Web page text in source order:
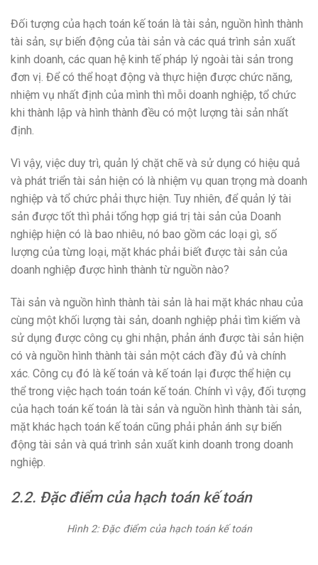
Đối tượng của hạch toán kế toán là tài sản, nguồn hình thành
tài sản, sự biến động của tài sản và các quá trình sản xuất
kinh doanh, các quan hệ kinh tế pháp lý ngoài tài sản trong
đơn vị. Để có thể hoạt động và thực hiện được chức năng,
nhiệm vụ nhất định của mình thì mỗi doanh nghiệp, tổ chức
khi thành lập và hình thành đều có một lượng tài sản nhất
định.
Vì vậy, việc duy trì, quản lý chặt chẽ và sử dụng có hiệu quả
và phát triển tài sản hiện có là nhiệm vụ quan trọng mà doanh
nghiệp và tổ chức phải thực hiện. Tuy nhiên, để quản lý tài
sản được tốt thì phải tổng hợp giá trị tài sản của Doanh
nghiệp hiện có là bao nhiêu, nó bao gồm các loại gì, số
lượng của từng loại, mặt khác phải biết được tài sản của
doanh nghiệp được hình thành từ nguồn nào?
Tài sản và nguồn hình thành tài sản là hai mặt khác nhau của
cùng một khối lượng tài sản, doanh nghiệp phải tìm kiếm và
sử dụng được công cụ ghi nhận, phản ánh được tài sản hiện
có và nguồn hình thành tài sản một cách đầy đủ và chính
xác. Công cụ đó là kế toán và kế toán lại được thể hiện cụ
thể trong việc hạch toán toán kế toán. Chính vì vậy, đối tượng
của hạch toán kế toán là tài sản và nguồn hình thành tài sản,
mặt khác hạch toán kế toán cũng phải phản ánh sự biến
động tài sản và quá trình sản xuất kinh doanh trong doanh
nghiệp.
2.2. Đặc điểm của hạch toán kế toán
Hình 2: Đặc điểm của hạch toán kế toán